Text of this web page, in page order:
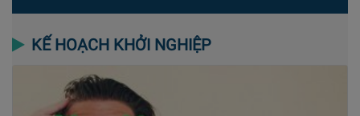
KẾ HOẠCH KHỞI NGHIỆP